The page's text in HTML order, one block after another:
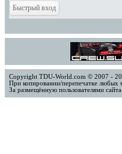
Copyright TDU-World.com © 2007 -
При копировании/перепечатке любых
За размещённую пользователями